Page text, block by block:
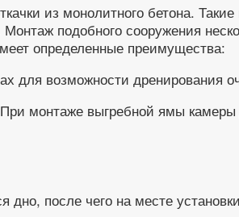
из монолитного бетона.
подобного сооружения
определенные преимущества:
для возможности дренирования
монтаже выгребной ямы
после чего на месте